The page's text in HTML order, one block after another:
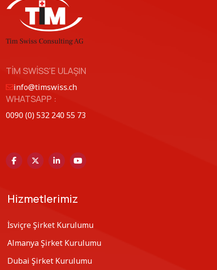
TIM SWISS'E ULAŞIN
info@timswiss.ch
WHATSAPP :
0090 (0) 532 240 55 73
Hizmetlerimiz
İsviçre Şirket Kurulumu
Almanya Şirket Kurulumu
Dubai Şirket Kurulumu